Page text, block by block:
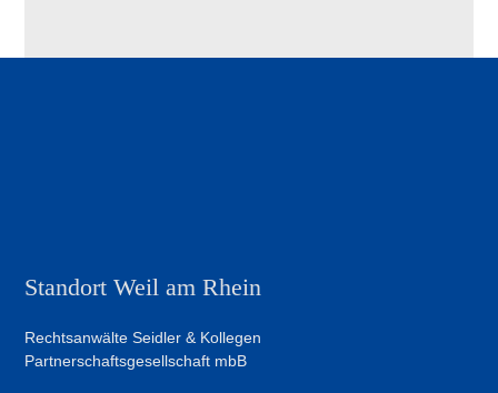
Standort Weil am Rhein
Rechtsanwälte Seidler & Kollegen
Partnerschaftsgesellschaft mbB